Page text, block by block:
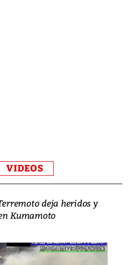
VIDEOS
deja heridos y
Kumamoto